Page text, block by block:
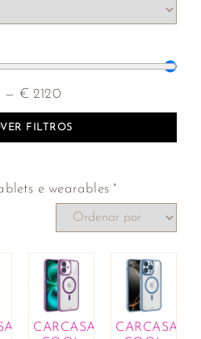
— € 2120
FILTROS
e wearables ×
CARCASA
CARCASA